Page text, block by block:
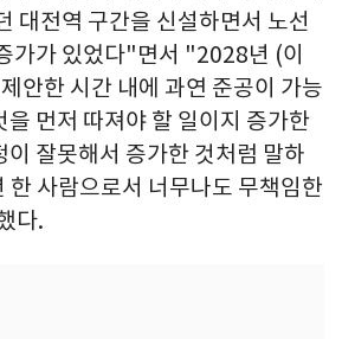
대전역 구간을 신설하면서 노선
가가 있었다"면서 "2028년 (이
안한 시간 내에 과연 준공이 가능
을 먼저 따져야 할 일이지 증가한
이 잘못해서 증가한 것처럼 말하
한 사람으로서 너무나도 무책임한
다.